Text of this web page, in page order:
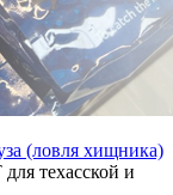
(ловля хищника)
техасской и